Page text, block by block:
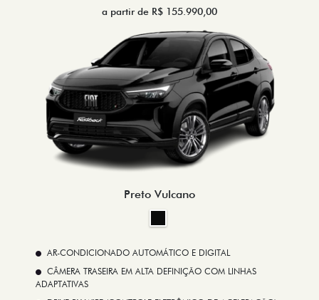
a partir de R$ 155.990,00
Preto Vulcano
AR-CONDICIONADO AUTOMÁTICO E DIGITAL
CÂMERA TRASEIRA EM ALTA DEFINIÇÃO COM LINHAS
ADAPTATIVAS